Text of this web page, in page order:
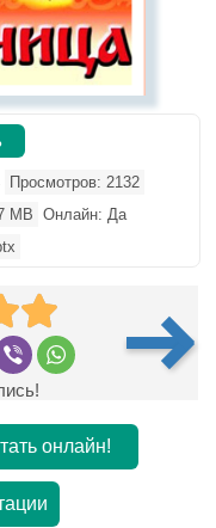
Просмотров: 2132
MB Онлайн: Да
онлайн!